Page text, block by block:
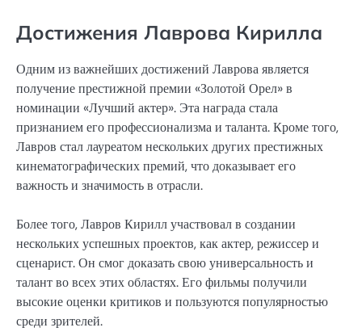
Достижения Лаврова Кирилла
Одним из важнейших достижений Лаврова является
получение престижной премии «Золотой Орел» в
номинации «Лучший актер». Эта награда стала
признанием его профессионализма и таланта. Кроме того,
Лавров стал лауреатом нескольких других престижных
кинематографических премий, что доказывает его
важность и значимость в отрасли.
Более того, Лавров Кирилл участвовал в создании
нескольких успешных проектов, как актер, режиссер и
сценарист. Он смог доказать свою универсальность и
талант во всех этих областях. Его фильмы получили
высокие оценки критиков и пользуются популярностью
среди зрителей.